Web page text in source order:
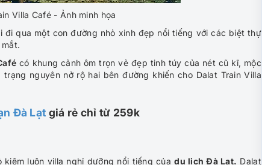
Villa Café - Ảnh minh họa
qua một con đường nhỏ xinh đẹp nổi tiếng với các biệt thự
có khung cảnh ôm trọn vẻ đẹp tinh túy của nét cũ kĩ, mộc
nguyên nở rộ hai bên đường khiến cho Dalat Train Villa
Đà Lạt giá rẻ chỉ từ 259k
kiêm luôn villa nghỉ dưỡng nổi tiếng củadu lịch Đà Lạt. Dalat